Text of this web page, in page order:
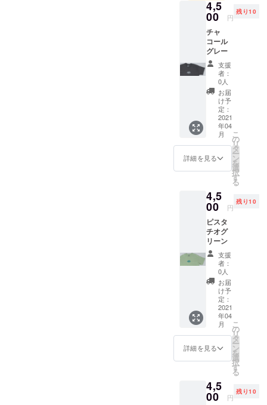
4,5
00 円
残り10
チャ
コール
グレー
支援
者：
0人
お届
け予
定：
2021
年04
月
詳細を見る
こ
の
リ
タ
ー
ン
を
選
択
す
る
4,5
00 円
残り10
ピスタ
チオグ
リーン
支援
者：
0人
お届
け予
定：
2021
年04
月
詳細を見る
こ
の
リ
タ
ー
ン
を
選
択
す
る
4,5
00 円
残り10